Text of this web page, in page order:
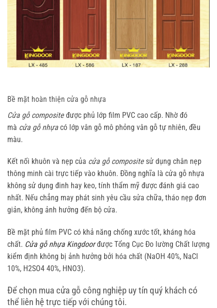
Bề mặt hoàn thiện cửa gỗ nhựa
Cửa gỗ compositeđược phủ lớp film PVC cao cấp. Nhờ đó
mà cửa gỗ nhựacó lớp vân gỗ mô phỏng vân gỗ tự nhiên, đều
màu.
Kết nối khuôn và nẹp của cửa gỗ compositesử dụng chân nẹp
thông minh cài trực tiếp vào khuôn. Đồng nghĩa là cửa gỗ nhựa
không sử dụng đinh hay keo, tính thẩm mỹ được đánh giá cao
nhất. Nếu chẳng may phát sinh yêu cầu sửa chữa, tháo nẹp đơn
giản, không ảnh hưởng đến bộ cửa.
Bề mặt phủ film PVC có khả năng chống xước tốt, kháng hóa
chất. Cửa gỗ nhựa Kingdoorđược Tổng Cục Đo lường Chất lượng
kiểm định không bị ảnh hưởng bởi hóa chất (NaOH 40%, NaCl
10%, H2SO4 40%, HNO3).
Để chọn mua cửa gỗ công nghiệp uy tín quý khách có
thể liên hệ trực tiếp với chúng tôi.